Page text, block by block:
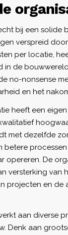
bij een solide
verspreid
per locatie,
in de
no-nonsense
en het
heeft een
met dezelfde
betere
opereren. De
versterking van
projecten en de
aan diverse
Denk aan